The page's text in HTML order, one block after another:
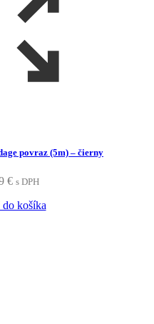
povraz (5m) – čierny
€ s DPH
košíka